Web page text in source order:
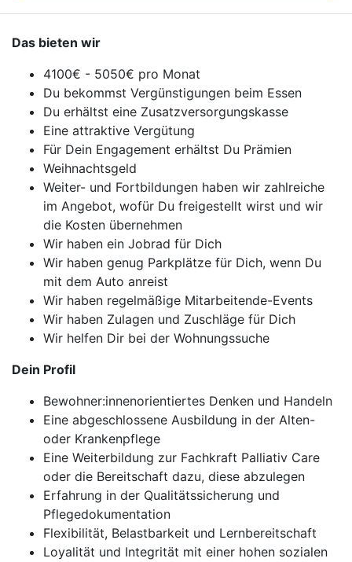
Das bieten wir
4100€ - 5050€ pro Monat
Du bekommst Vergünstigungen beim Essen
Du erhältst eine Zusatzversorgungskasse
Eine attraktive Vergütung
Für Dein Engagement erhältst Du Prämien
Weihnachtsgeld
Weiter- und Fortbildungen haben wir zahlreiche
im Angebot, wofür Du freigestellt wirst und wir
die Kosten übernehmen
Wir haben ein Jobrad für Dich
Wir haben genug Parkplätze für Dich, wenn Du
mit dem Auto anreist
Wir haben regelmäßige Mitarbeitende-Events
Wir haben Zulagen und Zuschläge für Dich
Wir helfen Dir bei der Wohnungssuche
Dein Profil
Bewohner:innenorientiertes Denken und Handeln
Eine abgeschlossene Ausbildung in der Alten-
oder Krankenpflege
Eine Weiterbildung zur Fachkraft Palliativ Care
oder die Bereitschaft dazu, diese abzulegen
Erfahrung in der Qualitätssicherung und
Pflegedokumentation
Flexibilität, Belastbarkeit und Lernbereitschaft
Loyalität und Integrität mit einer hohen sozialen